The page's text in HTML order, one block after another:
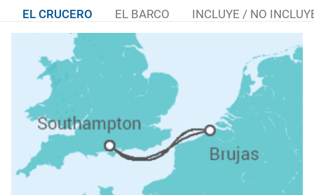
EL CRUCERO EL BARCO INCLUYE / NO